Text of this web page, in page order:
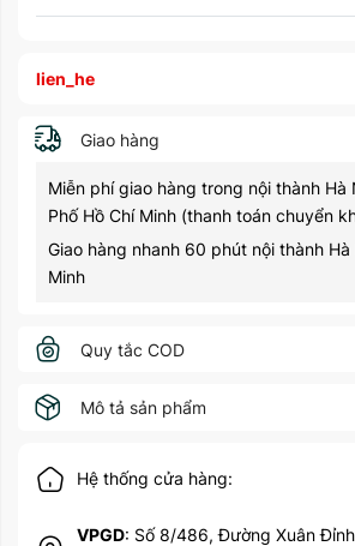
lien_he
Giao hàng
Miễn phí giao hàng trong nội thành Hà
Phố Hồ Chí Minh (thanh toán chuyển
Giao hàng nhanh 60 phút nội thành Hà
Minh
Quy tắc COD
Mô tả sản phẩm
Hệ thống cửa hàng:
VPGD: Số 8/486, Đường Xuân